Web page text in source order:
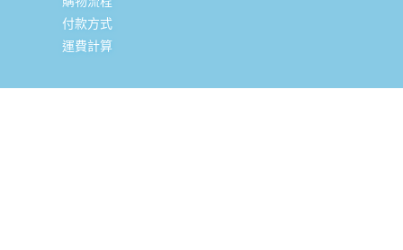
付款方式
運費計算